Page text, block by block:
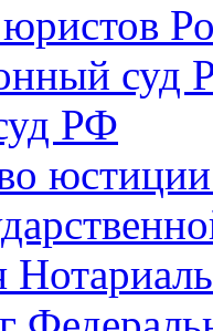
суд
РФ